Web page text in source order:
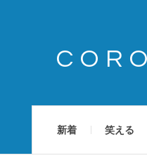
新着 笑える